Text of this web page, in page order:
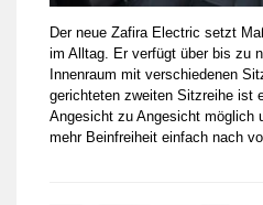
Der neue Zafira Electric setzt
im Alltag. Er verfügt über bis zu
Innenraum mit verschiedenen
gerichteten zweiten Sitzreihe ist
Angesicht zu Angesicht möglich
mehr Beinfreiheit einfach nach